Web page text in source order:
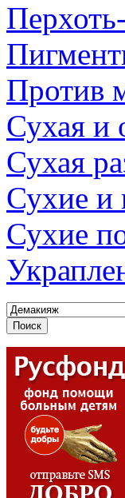
Против
Сухая и
Сухая
Сухие и
Сухие